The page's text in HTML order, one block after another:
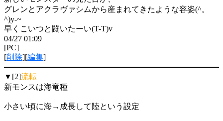
グレンとアクラヴァシムから産まれてきたような容姿(^。
^)y-~
早くこいつと闘いたーい(T-T)v
04/27 01:09
[PC]
[削除][編集]
▼[2]流転
新モンスは海竜種
小さい頃に海→成長して陸という設定